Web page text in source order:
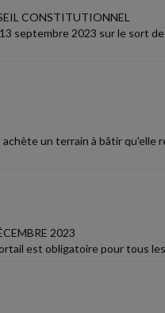
CONSTITUTIONNEL
septembre 2023 sur le sort
un terrain à bâtir qu'elle
2023
est obligatoire pour tous